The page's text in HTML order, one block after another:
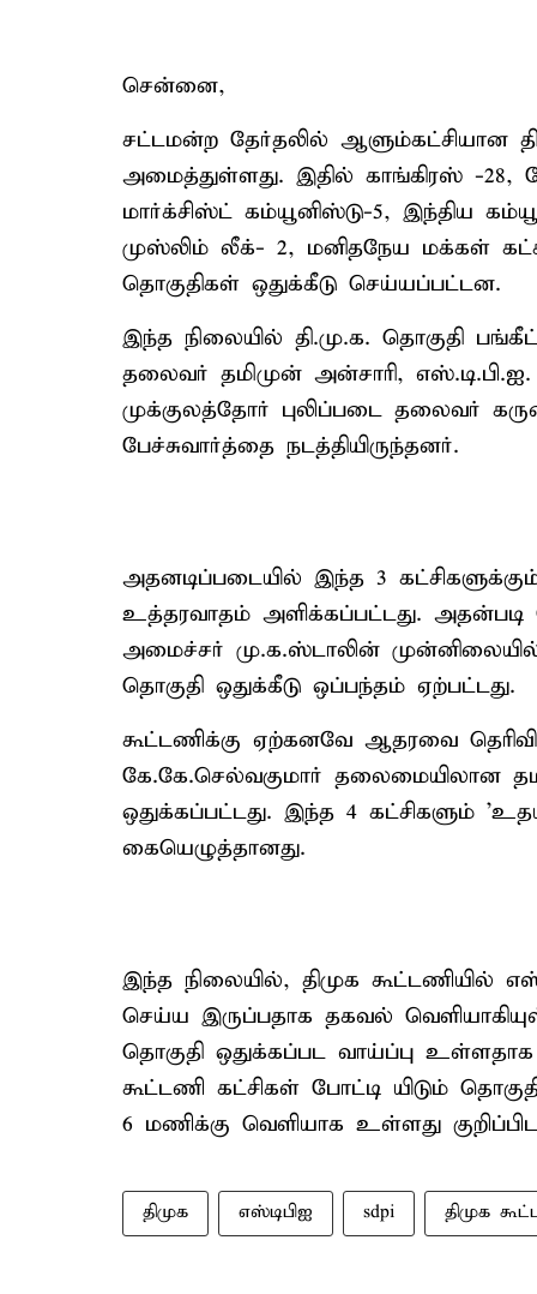
சென்னை,
சட்டமன்ற தேர்தலில் ஆளும்கட்சியான
அமைத்துள்ளது. இதில் காங்கிரஸ் -28,
மார்க்சிஸ்ட் கம்யூனிஸ்டு-5, இந்திய
முஸ்லிம் லீக்- 2, மனிதநேய மக்கள்
தொகுதிகள் ஒதுக்கீடு செய்யப்பட்டன.
இந்த நிலையில் தி.மு.க. தொகுதி
தலைவர் தமிமுன் அன்சாரி,
முக்குலத்தோர் புலிப்படை தலைவர்
பேச்சுவார்த்தை நடத்தியிருந்தனர்.
அதனடிப்படையில் இந்த 3
உத்தரவாதம் அளிக்கப்பட்டது.
அமைச்சர் மு.க.ஸ்டாலின் முன்னிலையில்
தொகுதி ஒதுக்கீடு ஒப்பந்தம் ஏற்பட்டது.
கூட்டணிக்கு ஏற்கனவே ஆதரவை
கே.கே.செல்வகுமார் தலைமையிலான
ஒதுக்கப்பட்டது. இந்த 4 கட்சிகளும்
கையெழுத்தானது.
இந்த நிலையில், திமுக கூட்டணியில்
செய்ய இருப்பதாக தகவல்
தொகுதி ஒதுக்கப்பட வாய்ப்பு உள்ளதாக
கூட்டணி கட்சிகள் போட்டி யிடும்
6 மணிக்கு வெளியாக உள்ளது
திமுக எஸ்டிபிஐ sdpi திமுக